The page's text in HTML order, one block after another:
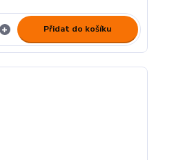
Přidat do košíku